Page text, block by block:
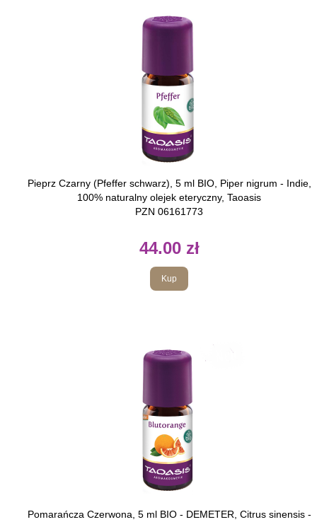
Pieprz Czarny (Pfeffer schwarz), 5 ml BIO, Piper nigrum - Indie,
100% naturalny olejek eteryczny, Taoasis
PZN 06161773
44.00 zł
Kup
Pomarańcza Czerwona, 5 ml BIO - DEMETER, Citrus sinensis -